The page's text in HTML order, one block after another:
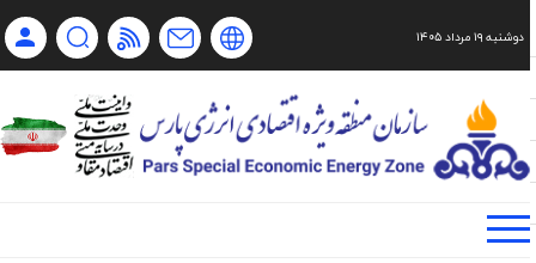
فا Ru Ch
دوشنبه ۱۹ مرداد ۱۴۰۵